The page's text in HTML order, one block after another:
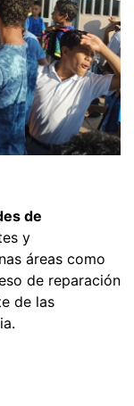
de
y
áreas como
de reparación
de las